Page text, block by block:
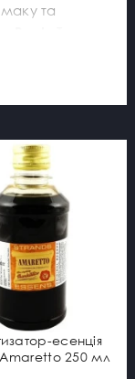
та
есенція
250 мл